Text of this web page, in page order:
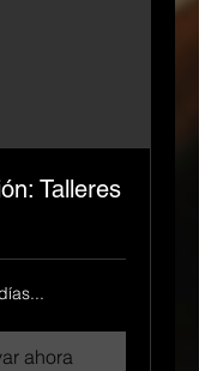
Talleres
ahora